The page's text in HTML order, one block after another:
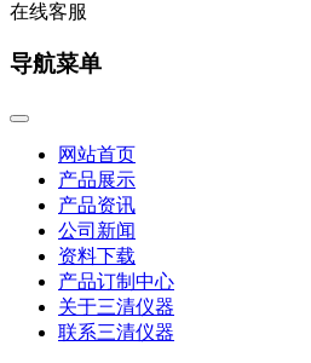
在线客服
导航菜单
网站首页
产品展示
产品资讯
公司新闻
资料下载
产品订制中心
关于三清仪器
联系三清仪器